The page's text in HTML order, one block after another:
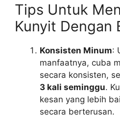
Tips Untuk
Kunyit Dengan
Konsisten Minum:
manfaatnya, cuba
secara konsisten,
3 kali seminggu.
kesan yang lebih
secara berterusan.